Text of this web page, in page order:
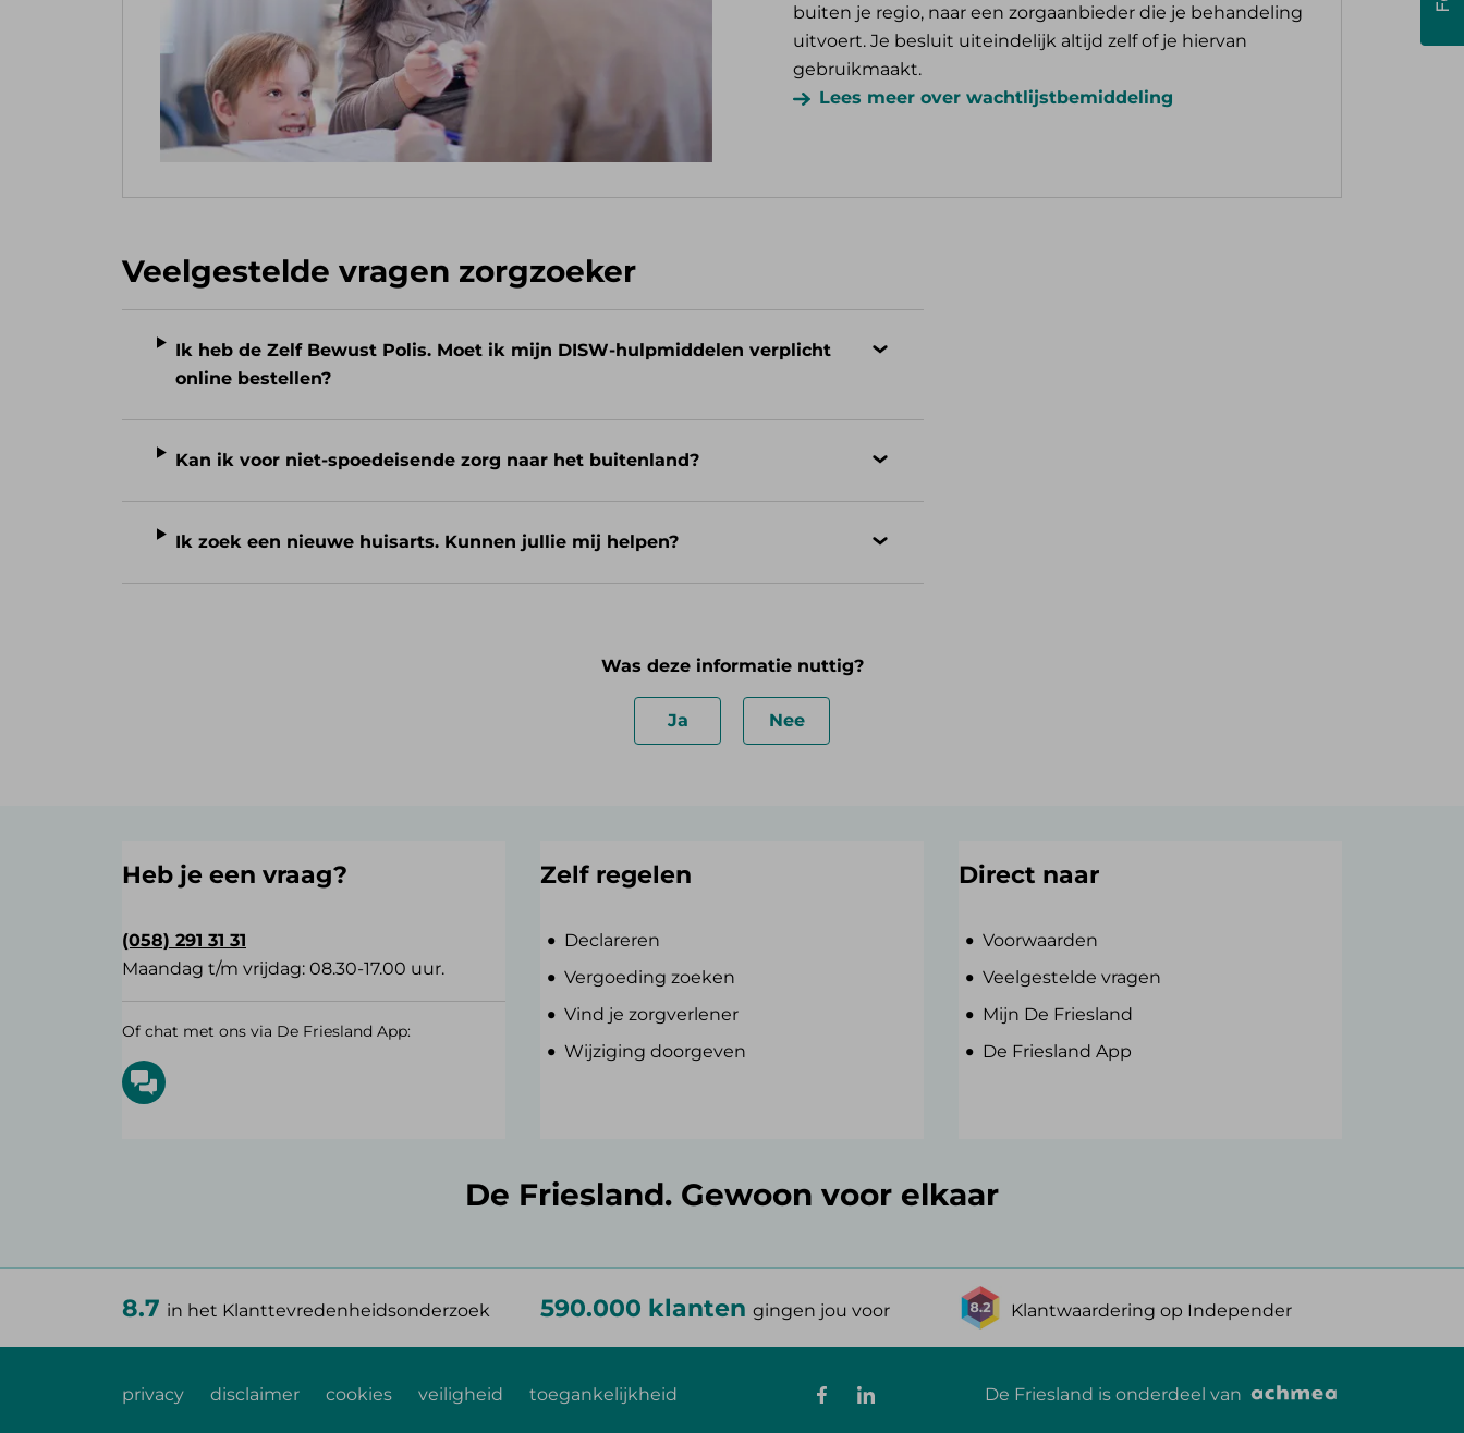
buiten je regio, naar een zorgaanbieder die je behandeling
uitvoert. Je besluit uiteindelijk altijd zelf of je hiervan
gebruikmaakt.
Lees meer over wachtlijstbemiddeling
Veelgestelde vragen zorgzoeker
Ik heb de Zelf Bewust Polis. Moet ik mijn DISW-hulpmiddelen verplicht
online bestellen?
Kan ik voor niet-spoedeisende zorg naar het buitenland?
Ik zoek een nieuwe huisarts. Kunnen jullie mij helpen?
Was deze informatie nuttig?
Ja Nee
Heb je een vraag?
(058) 291 31 31
Maandag t/m vrijdag: 08.30-17.00 uur.
Of chat met ons via De Friesland App:
Zelf regelen
Declareren
Vergoeding zoeken
Vind je zorgverlener
Wijziging doorgeven
Direct naar
Voorwaarden
Veelgestelde vragen
Mijn De Friesland
De Friesland App
De Friesland. Gewoon voor elkaar
8.7 in het Klanttevredenheidsonderzoek 590.000 klanten gingen jou voor Klantwaardering op Independer
privacy disclaimer cookies veiligheid toegankelijkheid De Friesland is onderdeel van